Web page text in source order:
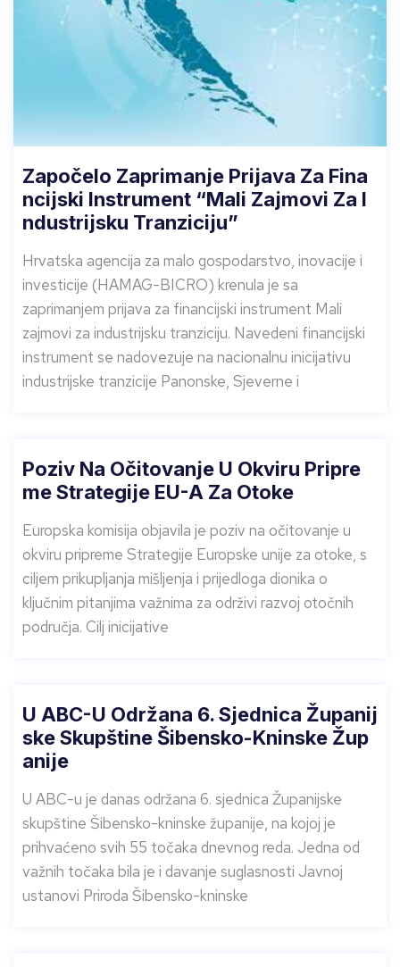
Započelo Zaprimanje Prijava Za Fina
Ncijski Instrument “Mali Zajmovi Za I
Ndustrijsku Tranziciju”
Hrvatska agencija za malo gospodarstvo, inovacije i
investicije (HAMAG-BICRO) krenula je sa
zaprimanjem prijava za financijski instrument Mali
zajmovi za industrijsku tranziciju. Navedeni financijski
instrument se nadovezuje na nacionalnu inicijativu
industrijske tranzicije Panonske, Sjeverne i
Poziv Na Očitovanje U Okviru Pripre
Me Strategije EU-A Za Otoke
Europska komisija objavila je poziv na očitovanje u
okviru pripreme Strategije Europske unije za otoke, s
ciljem prikupljanja mišljenja i prijedloga dionika o
ključnim pitanjima važnima za održivi razvoj otočnih
područja. Cilj inicijative
U ABC-U Održana 6. Sjednica Županij
Ske Skupštine Šibensko-Kninske Žup
Anije
U ABC-u je danas održana 6. sjednica Županijske
skupštine Šibensko-kninske županije, na kojoj je
prihvaćeno svih 55 točaka dnevnog reda. Jedna od
važnih točaka bila je i davanje suglasnosti Javnoj
ustanovi Priroda Šibensko-kninske